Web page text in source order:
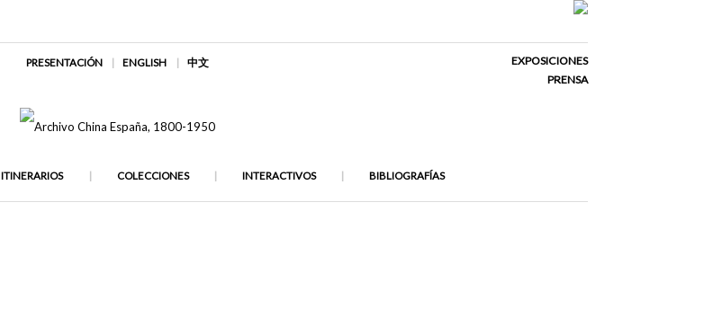
PRESENTACIÓN ENGLISH 中文
EXPOSICIONES
PRENSA
ITINERARIOS COLECCIONES INTERACTIVOS BIBLIOGRAFÍAS